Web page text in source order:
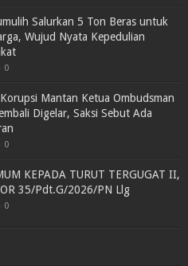
Salurkan 5 Ton Beras untuk
Wujud Nyata Kepedulian
0
Mantan Ketua Ombudsman
Digelar, Saksi Sebut Ada
0
KEPADA TURUT TERGUGAT II,
35/Pdt.G/2026/PN Llg
0